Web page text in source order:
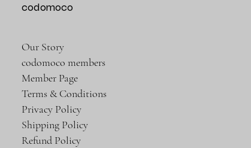
codomoco
Our Story
codomoco members
Member Page
Terms & Conditions
Privacy Policy
Shipping Policy
Refund Policy